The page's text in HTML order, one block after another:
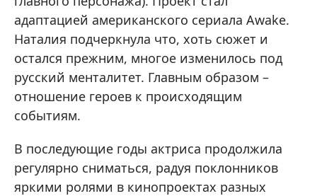
адаптацией американского сериала Awake.
Наталия подчеркнула что, хоть сюжет и
остался прежним, многое изменилось под
русский менталитет. Главным образом –
отношение героев к происходящим
событиям.
В последующие годы актриса продолжила
регулярно сниматься, радуя поклонников
яркими ролями в кинопроектах разных